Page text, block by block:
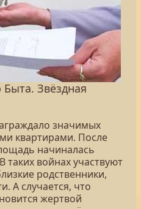
Звёздная
значимых
квартирами. После
начиналась
таких войнах участвуют
родственники,
А случается, что
жертвой